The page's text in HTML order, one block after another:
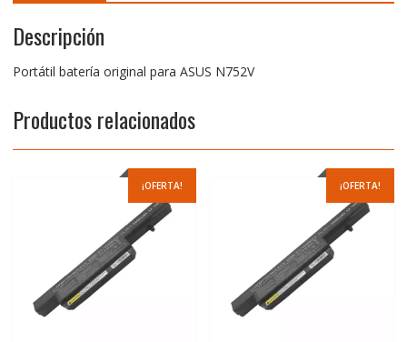
Descripción
Portátil batería original para ASUS N752V
Productos relacionados
¡OFERTA! ¡OFERTA!